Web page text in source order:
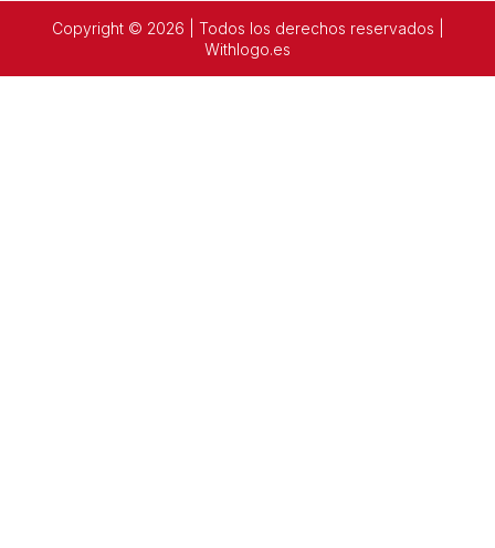
Copyright © 2026 | Todos los derechos reservados |
Withlogo.es